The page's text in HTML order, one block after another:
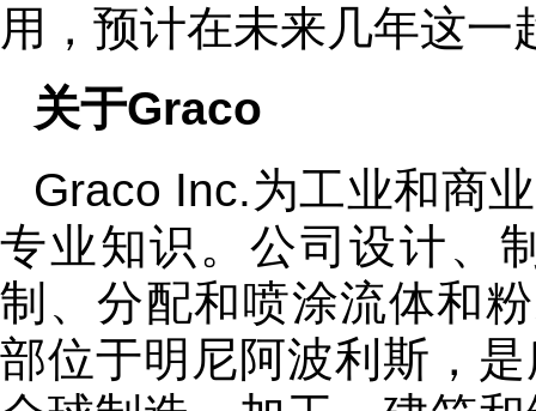
用，预计在未来几年这一
关于Graco
Graco Inc.为工业和商
专业知识。公司设计、
制、分配和喷涂流体和
部位于明尼阿波利斯，